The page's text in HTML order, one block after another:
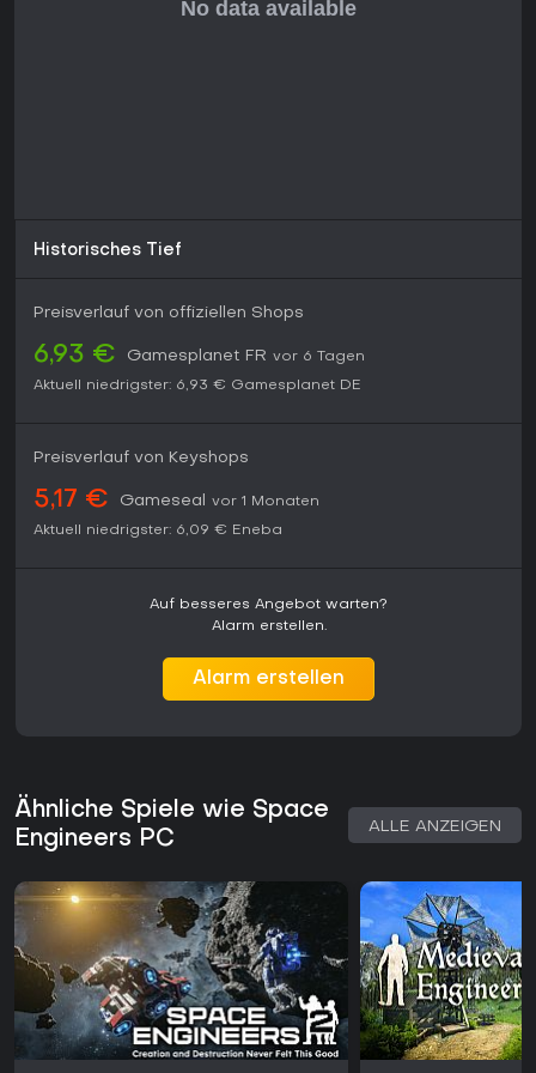
Workshop-Inhalte. Wer Sandbox-Überleben mit tiefem
Historisches Tief
Preisverlauf von offiziellen Shops
6,93 € Gamesplanet FR vor 6 Tagen
Aktuell niedrigster: 6,93 € Gamesplanet DE
Preisverlauf von Keyshops
5,17 € Gameseal
vor 1 Monaten
Aktuell niedrigster: 6,09 € Eneba
Auf besseres Angebot warten?
Alarm erstellen.
Alarm erstellen
Ähnliche Spiele wie Space
Engineers PC
ALLE ANZEIGEN